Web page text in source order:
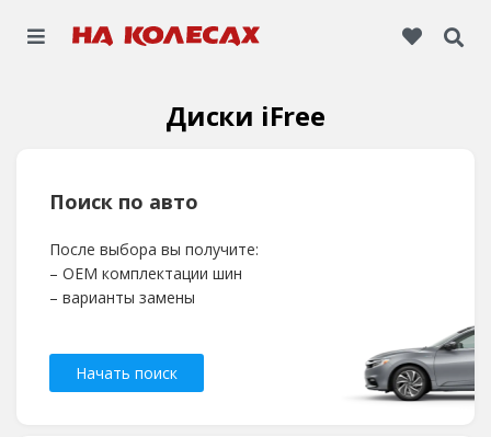
Диски iFree
Поиск по авто
После выбора вы получите:
– OEM комплектации шин
– варианты замены
Начать поиск